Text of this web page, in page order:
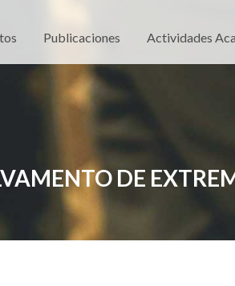
Publicaciones Actividades
DE